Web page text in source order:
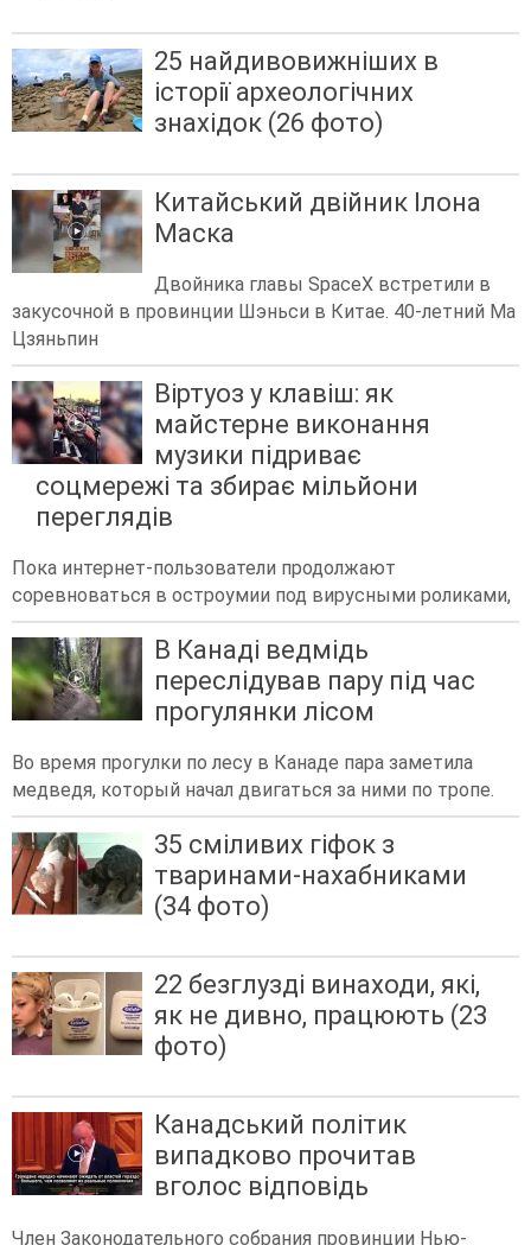
25 найдивовижніших в
історії археологічних
знахідок (26 фото)
Китайський двійник Ілона
Маска
Двойника главы SpaceX встретили в
закусочной в провинции Шэньси в Китае. 40-летний Ма
Цзяньпин
Віртуоз у клавіш: як
майстерне виконання
музики підриває
соцмережі та збирає мільйони
переглядів
Пока интернет-пользователи продолжают
соревноваться в остроумии под вирусными роликами,
В Канаді ведмідь
переслідував пару під час
прогулянки лісом
Во время прогулки по лесу в Канаде пара заметила
медведя, который начал двигаться за ними по тропе.
35 сміливих гіфок з
тваринами-нахабниками
(34 фото)
22 безглузді винаходи, які,
як не дивно, працюють (23
фото)
Канадський політик
випадково прочитав
вголос відповідь
Член Законодательного собрания провинции Нью-